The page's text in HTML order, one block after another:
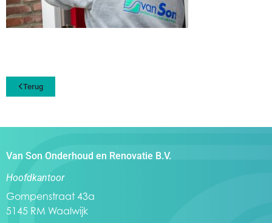
Terug
Van Son Onderhoud en Renovatie B.V.
Hoofdkantoor
Gompenstraat 43a
5145 RM Waalwijk